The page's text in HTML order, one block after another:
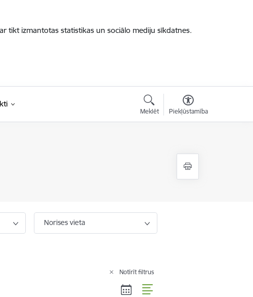
tikt izmantotas statistikas un sociālo mediju sīkdatnes.
Meklēt Piekļūstamība
Norises vieta
Notīrīt filtrus